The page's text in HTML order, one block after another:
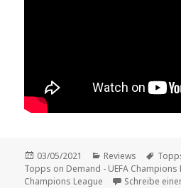
Veröffentlicht
am
03/05/2021 Kategorien
Reviews
Topps on Demand - UEFA Champions
Champions League
Schreibe